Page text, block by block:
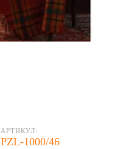
АРТИКУЛ:
PZL-1000/46